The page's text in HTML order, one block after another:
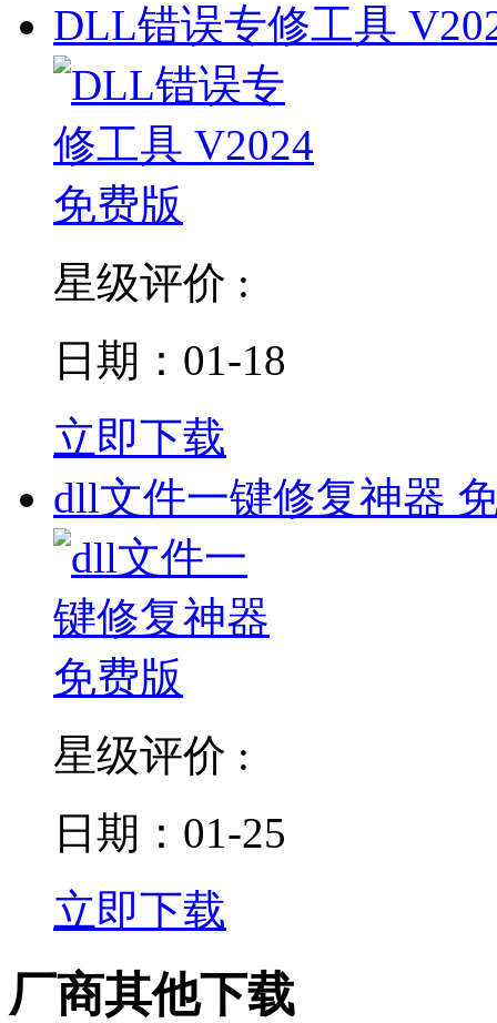
DLL错误专修工具
星级评价 :
日期：01-18
立即下载
dll文件一键修复神器
星级评价 :
日期：01-25
立即下载
厂商其他下载